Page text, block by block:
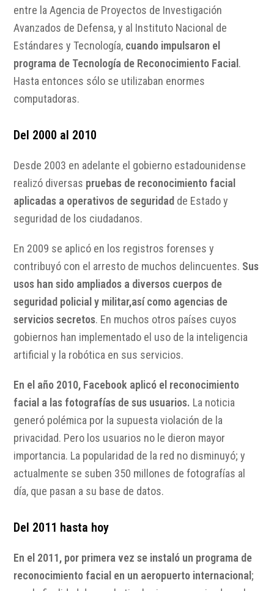
entre la Agencia de Proyectos de Investigación
Avanzados de Defensa, y al Instituto Nacional de
Estándares y Tecnología, cuando impulsaron el
programa de Tecnología de Reconocimiento Facial .
Hasta entonces sólo se utilizaban enormes
computadoras.
Del 2000 al 2010
Desde 2003 en adelante el gobierno estadounidense
realizó diversas pruebas de reconocimiento facial
aplicadas a operativos de seguridad de Estado y
seguridad de los ciudadanos.
En 2009 se aplicó en los registros forenses y
contribuyó con el arresto de muchos delincuentes. Sus
usos han sido ampliados a diversos cuerpos de
seguridad policial y militar,así como agencias de
servicios secretos. En muchos otros países cuyos
gobiernos han implementado el uso de la inteligencia
artificial y la robótica en sus servicios.
En el año 2010, Facebook aplicó el reconocimiento
facial a las fotografías de sus usuarios. La noticia
generó polémica por la supuesta violación de la
privacidad. Pero los usuarios no le dieron mayor
importancia. La popularidad de la red no disminuyó; y
actualmente se suben 350 millones de fotografías al
día, que pasan a su base de datos.
Del 2011 hasta hoy
En el 2011, por primera vez se instaló un programa de
reconocimiento facial en un aeropuerto internacional ;